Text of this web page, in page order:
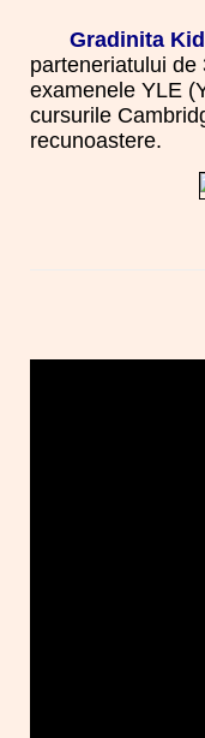
Gradinita
parteneriatului
examenele YLE
cursurile
recunoastere.